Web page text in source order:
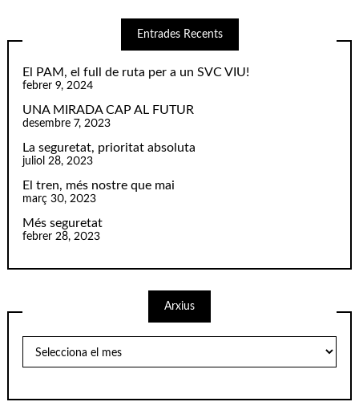
Entrades Recents
El PAM, el full de ruta per a un SVC VIU!
febrer 9, 2024
UNA MIRADA CAP AL FUTUR
desembre 7, 2023
La seguretat, prioritat absoluta
juliol 28, 2023
El tren, més nostre que mai
març 30, 2023
Més seguretat
febrer 28, 2023
Arxius